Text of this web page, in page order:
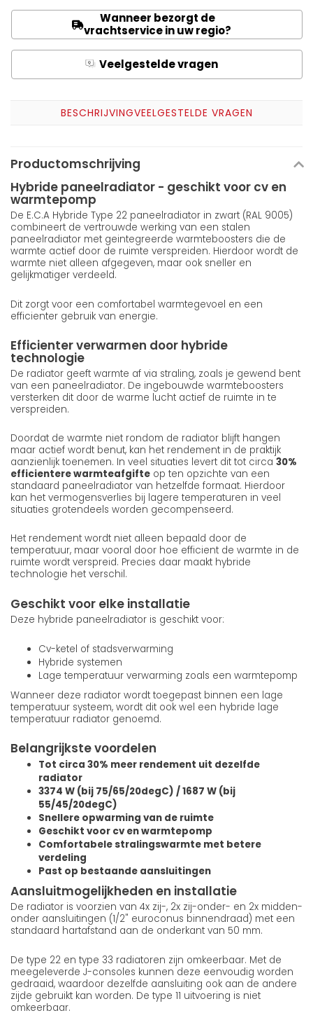
Wanneer bezorgt de
vrachtservice in uw regio?
Q Veelgestelde vragen
BESCHRIJVINGVEELGESTELDE VRAGEN
Productomschrijving
Hybride paneelradiator - geschikt voor cv en
warmtepomp
De E.C.A Hybride Type 22 paneelradiator in zwart (RAL 9005)
combineert de vertrouwde werking van een stalen
paneelradiator met geintegreerde warmteboosters die de
warmte actief door de ruimte verspreiden. Hierdoor wordt de
warmte niet alleen afgegeven, maar ook sneller en
gelijkmatiger verdeeld.
Dit zorgt voor een comfortabel warmtegevoel en een
efficienter gebruik van energie.
Efficienter verwarmen door hybride
technologie
De radiator geeft warmte af via straling, zoals je gewend bent
van een paneelradiator. De ingebouwde warmteboosters
versterken dit door de warme lucht actief de ruimte in te
verspreiden.
Doordat de warmte niet rondom de radiator blijft hangen
maar actief wordt benut, kan het rendement in de praktijk
aanzienlijk toenemen. In veel situaties levert dit tot circa 30%
efficientere warmteafgifte op ten opzichte van een
standaard paneelradiator van hetzelfde formaat. Hierdoor
kan het vermogensverlies bij lagere temperaturen in veel
situaties grotendeels worden gecompenseerd.
Het rendement wordt niet alleen bepaald door de
temperatuur, maar vooral door hoe efficient de warmte in de
ruimte wordt verspreid. Precies daar maakt hybride
technologie het verschil.
Geschikt voor elke installatie
Deze hybride paneelradiator is geschikt voor:
Cv-ketel of stadsverwarming
Hybride systemen
Lage temperatuur verwarming zoals een warmtepomp
Wanneer deze radiator wordt toegepast binnen een lage
temperatuur systeem, wordt dit ook wel een hybride lage
temperatuur radiator genoemd.
Belangrijkste voordelen
Tot circa 30% meer rendement uit dezelfde
radiator
3374 W (bij 75/65/20degC) / 1687 W (bij
55/45/20degC)
Snellere opwarming van de ruimte
Geschikt voor cv en warmtepomp
Comfortabele stralingswarmte met betere
verdeling
Past op bestaande aansluitingen
Aansluitmogelijkheden en installatie
De radiator is voorzien van 4x zij-, 2x zij-onder- en 2x midden-
onder aansluitingen (1/2" euroconus binnendraad) met een
standaard hartafstand aan de onderkant van 50 mm.
De type 22 en type 33 radiatoren zijn omkeerbaar. Met de
meegeleverde J-consoles kunnen deze eenvoudig worden
gedraaid, waardoor dezelfde aansluiting ook aan de andere
zijde gebruikt kan worden. De type 11 uitvoering is niet
omkeerbaar.